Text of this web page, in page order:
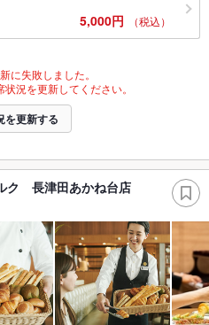
5,000円 （税込）
に失敗しました。
況を更新してください。
を更新する
ク 長津田あかね台店